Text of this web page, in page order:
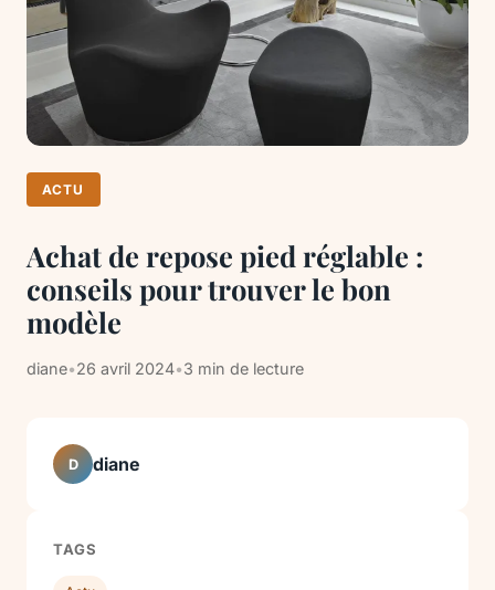
ACTU
Achat de repose pied réglable :
conseils pour trouver le bon
modèle
diane•26 avril 2024•3 min de lecture
D diane
TAGS